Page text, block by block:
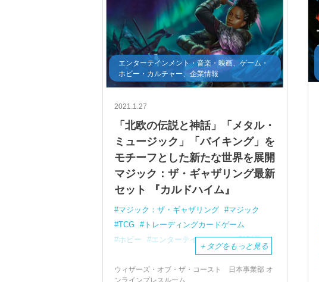
エンターテインメント・音楽・映画、ゲーム・
ホビー・カルチャー、企業情報
2021.1.27
「北欧の伝説と神話」「メタル・
ミュージック」「バイキング」を
モチーフとした新たな世界を展開
マジック：ザ・ギャザリング最新
セット 『カルドハイム』
マジック：ザ・ギャザリング
マジック
TCG
トレーディングカードゲーム
ホビー
エンターテインメント 新製品
＋ タグをもっと見る
ウィザーズ・オブ・ザ・コースト 日本事業部 オ